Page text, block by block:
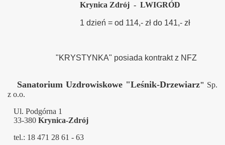
Krynica Zdrój - LWIGRÓD
1 dzień = od 114,- zł do 141,- zł
"KRYSTYNKA" posiada kontrakt z NFZ
Sanatorium Uzdrowiskowe "Leśnik-Drzewiarz" Sp.
z o.o.
Ul. Podgórna 1
33-380 Krynica-Zdrój
tel.: 18 471 28 61 - 63